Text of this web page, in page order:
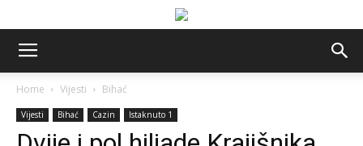
Home Vijesti Bihać
Vijesti Bihać Cazin Istaknuto 1